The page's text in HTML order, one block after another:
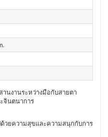
นงานระหว่างมือกับสายตา
จินตนาการ
ด้วยความสุขและความสนุกกับการ